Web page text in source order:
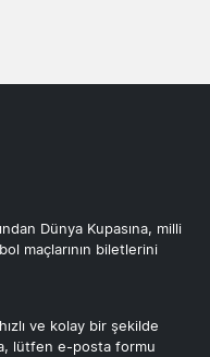
tur da
Dünya Kupasına, milli
maçlarının biletlerini
ve kolay bir şekilde
lütfen e-posta formu